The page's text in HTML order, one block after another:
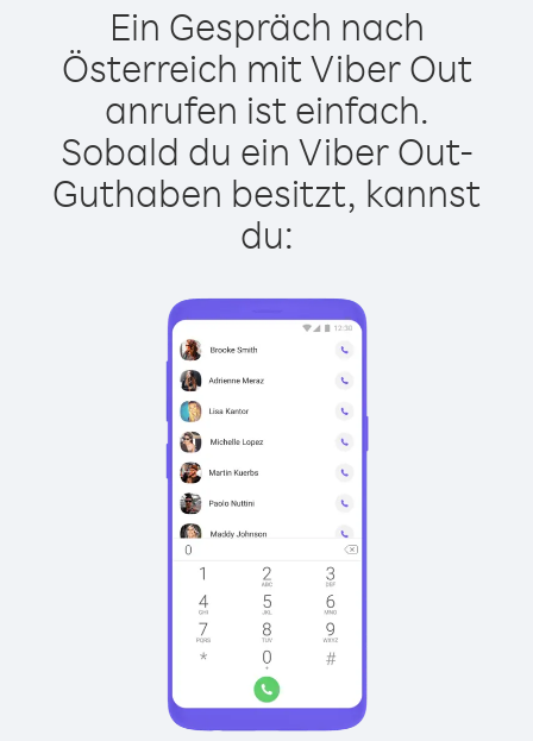
Ein Gespräch nach
Österreich mit Viber Out
anrufen ist einfach.
Sobald du ein Viber Out-
Guthaben besitzt, kannst
du: